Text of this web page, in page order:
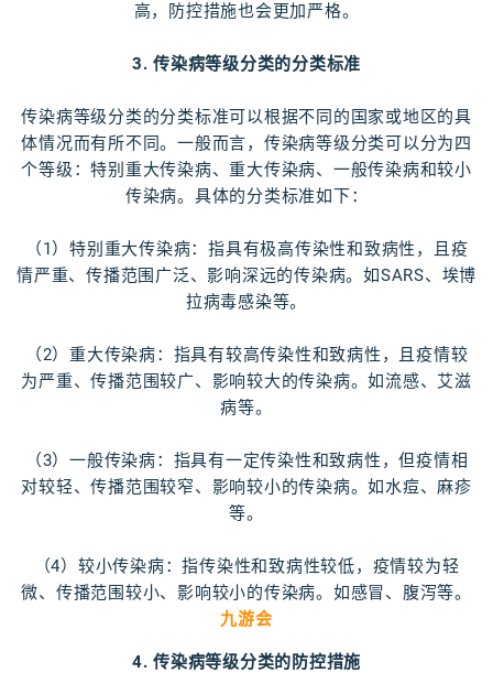
高，防控措施也会更加严格。
3. 传染病等级分类的分类标准
传染病等级分类的分类标准可以根据不同的国家或地区的具
体情况而有所不同。一般而言，传染病等级分类可以分为四
个等级：特别重大传染病、重大传染病、一般传染病和较小
传染病。具体的分类标准如下：
（1）特别重大传染病：指具有极高传染性和致病性，且疫
情严重、传播范围广泛、影响深远的传染病。如SARS、埃博
拉病毒感染等。
（2）重大传染病：指具有较高传染性和致病性，且疫情较
为严重、传播范围较广、影响较大的传染病。如流感、艾滋
病等。
（3）一般传染病：指具有一定传染性和致病性，但疫情相
对较轻、传播范围较窄、影响较小的传染病。如水痘、麻疹
等。
（4）较小传染病：指传染性和致病性较低，疫情较为轻
微、传播范围较小、影响较小的传染病。如感冒、腹泻等。
九游会
4. 传染病等级分类的防控措施